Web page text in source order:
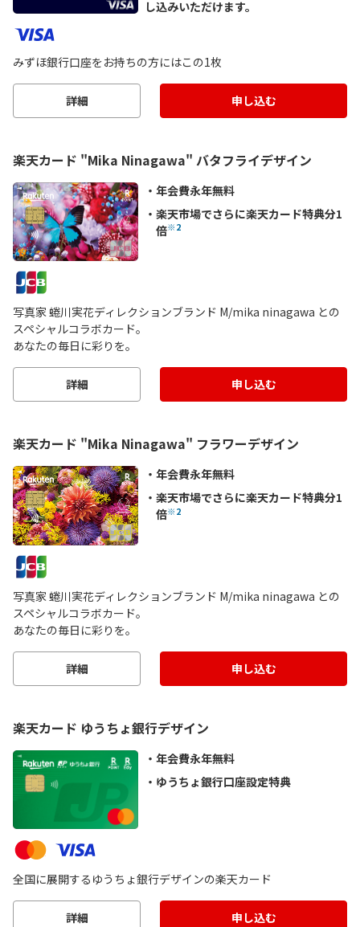
し込みいただけます。
みずほ銀行口座をお持ちの方にはこの1枚
詳細 申し込む
楽天カード "Mika Ninagawa" バタフライデザイン
年会費永年無料
楽天市場でさらに楽天カード特典分1
倍※2
写真家 蜷川実花ディレクションブランド M/mika ninagawa との
スペシャルコラボカード。
あなたの毎日に彩りを。
詳細 申し込む
楽天カード "Mika Ninagawa" フラワーデザイン
年会費永年無料
楽天市場でさらに楽天カード特典分1
倍※2
写真家 蜷川実花ディレクションブランド M/mika ninagawa との
スペシャルコラボカード。
あなたの毎日に彩りを。
詳細 申し込む
楽天カード ゆうちょ銀行デザイン
年会費永年無料
ゆうちょ銀行口座設定特典
全国に展開するゆうちょ銀行デザインの楽天カード
詳細 申し込む